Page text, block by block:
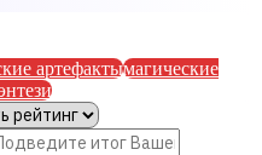
артефактымагические